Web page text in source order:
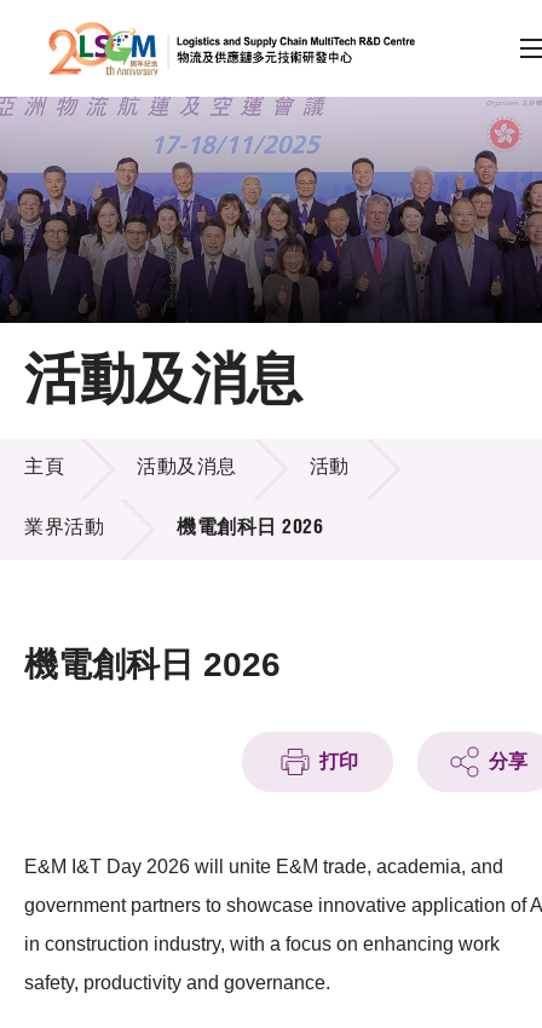
跳到內容（按回車鍵）
會員登入
A A EN 繁 简
主頁
關於LSCM
技術商品化
項目及資助計劃
活動及消息
科技分享
會籍
活動及消息
活動及消息
主頁 活動及消息 活動
業界活動 機電創科日 2026
機電創科日 2026
打印 分享
E&M I&T Day 2026 will unite E&M trade, academia, and
government partners to showcase innovative application of
in construction industry, with a focus on enhancing work
safety, productivity and governance.